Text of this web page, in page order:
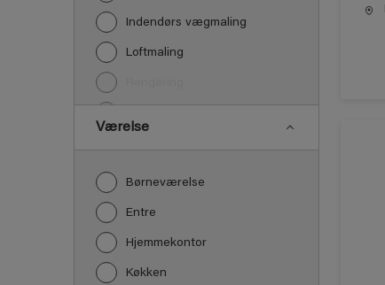
Indendørs vægmaling
Loftmaling
Værelse
Børneværelse
Entre
Hjemmekontor
Køkken